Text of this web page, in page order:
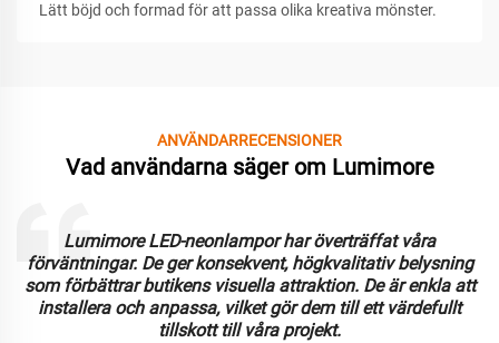
Lätt böjd och formad för att passa olika kreativa mönster.
ANVÄNDARRECENSIONER
Vad användarna säger om Lumimore
Lumimore LED-neonlampor har överträffat våra
förväntningar. De ger konsekvent, högkvalitativ belysning
som förbättrar butikens visuella attraktion. De är enkla att
installera och anpassa, vilket gör dem till ett värdefullt
tillskott till våra projekt.